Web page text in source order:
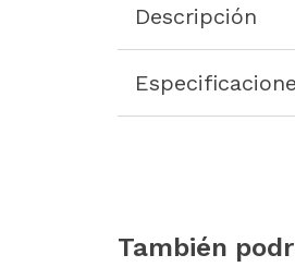
Descripción
También